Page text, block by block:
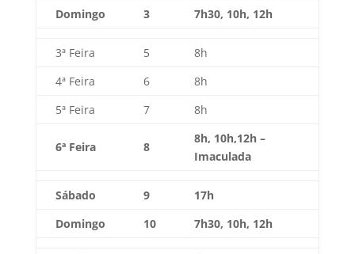
Domingo
3 7h30, 10h, 12h
3ª Feira 5
8h
4ª Feira
6
8h
5ª Feira
7 8h
6ª Feira 8
8h, 10h,12h –
Imaculada
Sábado 9
17h
Domingo
10 7h30, 10h, 12h